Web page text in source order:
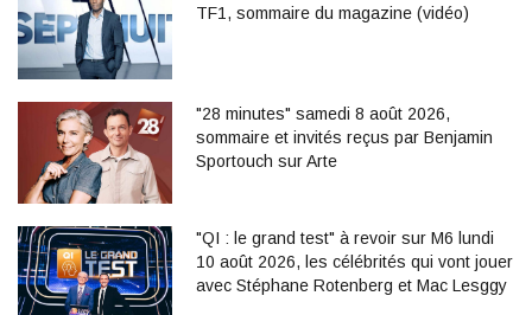
TF1, sommaire du magazine (vidéo)
"28 minutes" samedi 8 août 2026,
sommaire et invités reçus par Benjamin
Sportouch sur Arte
"QI : le grand test" à revoir sur M6 lundi
10 août 2026, les célébrités qui vont jouer
avec Stéphane Rotenberg et Mac Lesggy